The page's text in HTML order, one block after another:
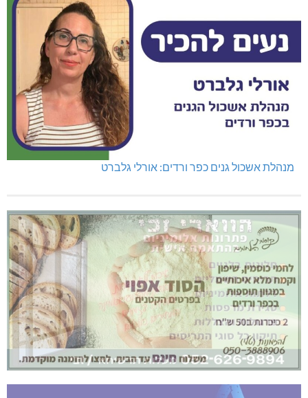
מנהלת אשכול גנים כפר ורדים: אורלי גלברט